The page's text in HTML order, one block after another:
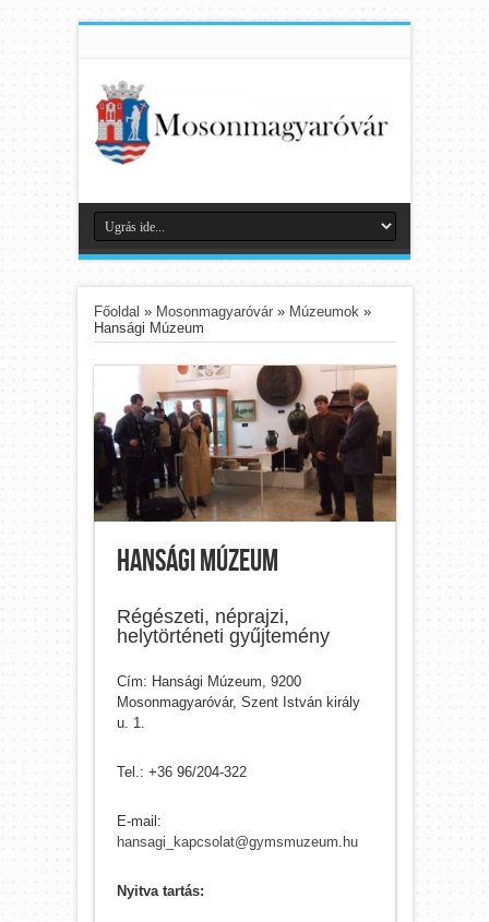
Főoldal » Mosonmagyaróvár» Múzeumok »
Hansági Múzeum
Hansági Múzeum
Régészeti, néprajzi,
helytörténeti gyűjtemény
Cím: Hansági Múzeum, 9200
Mosonmagyaróvár, Szent István király
u. 1.
Tel.: +36 96/204-322
E-mail:
hansagi_kapcsolat@gymsmuzeum.hu
Nyitva tartás: